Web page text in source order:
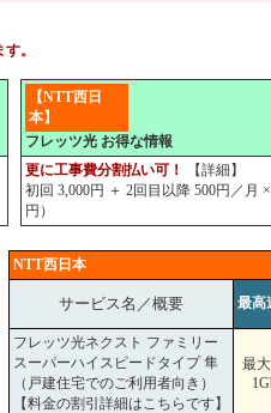
。
【NTT西日
本】
フレッツ光 お得な情報
更に工事費分割払い可！
【詳細 】
初回 3,000円 ＋ 2回目以降 500円／月
円）
NTT西日本
サービス名／概要 最高
フレッツ光ネクスト ファミリー
スーパーハイスピードタイプ 隼
（戸建住宅でのご利用者向き）
【料金の割引詳細はこちらです】
最